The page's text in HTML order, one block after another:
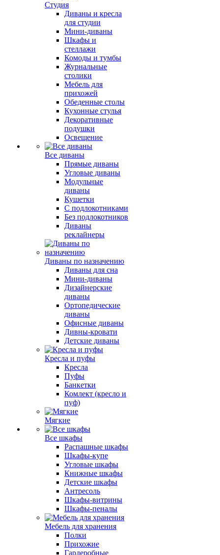
Студия
Диваны и кресла
для студии
Мини-диваны
Шкафы и
стеллажи
Комоды и тумбы
Журнальные
столики
Мебель для
прихожей
Обеденные столы
Кухонные стулья
Декоративные
подушки
Освещение
Все диваны
Прямые диваны
Угловые диваны
Модульные
диваны
Кушетки
С подлокотниками
Без подлокотников
Диваны
реклайнеры
Диваны по назначению
Диваны для сна
Мини-диваны
Дизайнерские
диваны
Ортопедические
диваны
Офисные диваны
Дивны-кровати
Детские диваны
Кресла и пуфы
Кресла
Пуфы
Банкетки
Комлект (кресло и
пуф)
Мягкие
Все шкафы
Распашные шкафы
Шкафы-купе
Угловые шкафы
Книжные шкафы
Детские шкафы
Антресоль
Шкафы-витрины
Шкафы-пеналы
Мебель для хранения
Полки
Прихожие
Гардеробные